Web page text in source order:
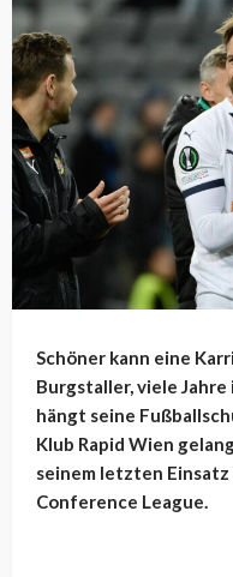
Schöner kann eine
Burgstaller, viele Jahre
hängt seine
Klub Rapid Wien
seinem letzten
Conference League.